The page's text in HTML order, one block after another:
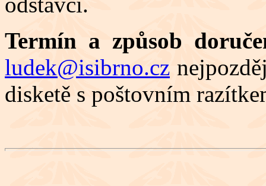
Termín a způsob
ludek@isibrno.cz
disketě s poštovním